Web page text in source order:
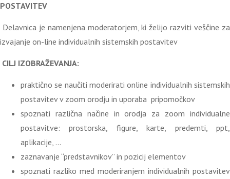
POSTAVITEV
Delavnica je namenjena moderatorjem, ki želijo razviti veščine za
izvajanje on-line individualnih sistemskih postavitev
CILJ IZOBRAŽEVANJA:
praktično se naučiti moderirati online individualnih sistemskih
postavitev v zoom orodju in uporaba pripomočkov
spoznati različna načine in orodja za zoom individualne
postavitve: prostorska, figure, karte, predemti, ppt,
aplikacije, …
zaznavanje “predstavnikov” in pozicij elementov
spoznati razliko med moderiranjem individualnih postavitev